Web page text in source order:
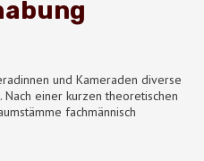
und Kameraden diverse
einer kurzen theoretischen
fachmännisch